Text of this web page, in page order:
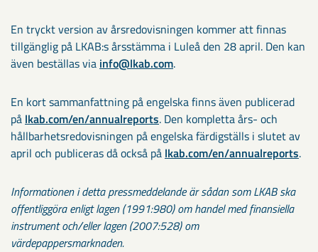
En tryckt version av årsredovisningen kommer att finnas
tillgänglig på LKAB:s årsstämma i Luleå den 28 april. Den kan
även beställas via info@lkab.com.
En kort sammanfattning på engelska finns även publicerad
på lkab.com/en/annualreports. Den kompletta års- och
hållbarhetsredovisningen på engelska färdigställs i slutet av
april och publiceras då också på lkab.com/en/annualreports.
Informationen i detta pressmeddelande är sådan som LKAB ska
offentliggöra enligt lagen (1991:980) om handel med finansiella
instrument och/eller lagen (2007:528) om
värdepappersmarknaden.